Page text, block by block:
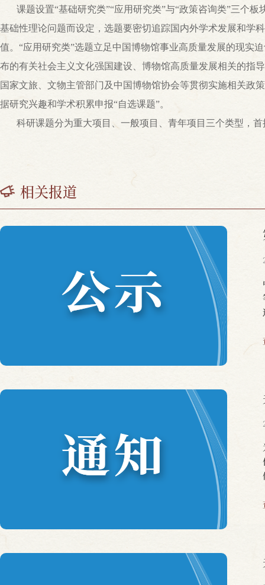
课题设置“基础研究类”“应用研究类”与“政策咨询类”三个
基础性理论问题而设定，选题要密切追踪国内外学术发展和学
值。“应用研究类”选题立足中国博物馆事业高质量发展的现实
布的有关社会主义文化强国建设、博物馆高质量发展相关的指
国家文旅、文物主管部门及中国博物馆协会等贯彻实施相关政
据研究兴趣和学术积累申报“自选课题”。
科研课题分为重大项目、一般项目、青年项目三个类型，
相关报道